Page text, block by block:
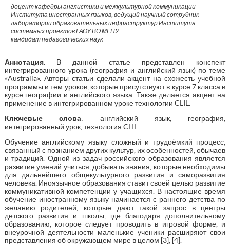
доцент кафедры англистики и межкультурной коммуникации
Института иностранных языков, ведущий научный сотрудник
лаборатории образовательных инфраструктур Института
системных проектов ГАОУ ВО МГПУ
кандидат педагогических наук
Аннотация. В данной статье представлен конспект
интегрированного урока (география и английский язык) по теме
«Australia». Авторы статьи сделали акцент на схожесть учебной
программы и тем уроков, которые присутствуют в курсе 7 класса в
курсе географии и английского языка. Также делается акцент на
применение в интегрированном уроке технологии CLIL.
Ключевые слова: английский язык, география,
интегрированный урок, технология CLIL.
Обучение английскому языку сложный и трудоёмкий процесс,
связанный с познанием других культур, их особенностей, обычаев
и традиций. Одной из задач российского образования является
развитие умений учиться, добывать знания, которые необходимы
для дальнейшего общекультурного развития и саморазвития
человека. Иноязычное образования ставит своей целью развитие
коммуникативной компетенции у учащихся. В настоящие время
обучение иностранному языку начинается с раннего детства по
желанию родителей, которые дают такой запрос в центры
детского развития и школы, где благодаря дополнительному
образованию, которое следует проводить в игровой форме, и
внеурочной деятельности маленькие ученики расширяют свои
представления об окружающем мире в целом [3], [4].